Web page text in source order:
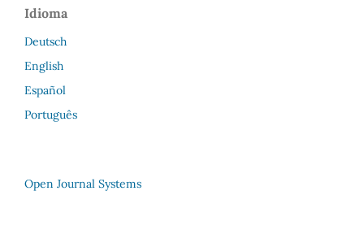
Idioma
Deutsch
English
Español
Português
Open Journal Systems